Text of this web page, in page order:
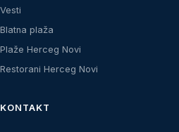
Vesti
Blatna plaža
Plaže Herceg Novi
Restorani Herceg Novi
KONTAKT